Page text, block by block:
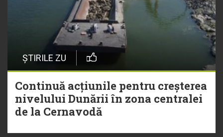
ȘTIRILE ZU
Continuă acțiunile pentru creșterea
nivelului Dunării în zona centralei
de la Cernavodă